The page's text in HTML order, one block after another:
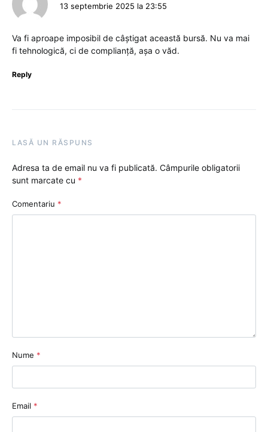
13 septembrie 2025 la 23:55
Va fi aproape imposibil de câștigat această bursă. Nu va mai
fi tehnologică, ci de complianță, așa o văd.
Reply
LASĂ UN RĂSPUNS
Adresa ta de email nu va fi publicată. Câmpurile obligatorii
sunt marcate cu *
Comentariu *
Nume *
Email *